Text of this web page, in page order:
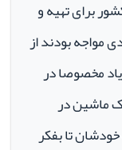
برای تهیه و
مواجه بودند از
مخصوصا در
ماشین در
خودشان تا بفکر